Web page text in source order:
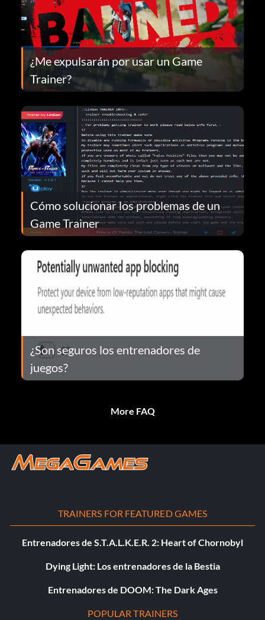
¿Me expulsarán por usar un Game
Trainer?
Cómo solucionar los problemas de un
Game Trainer
¿Son seguros los entrenadores de
juegos?
More FAQ
TRAINERS FOR FEATURED GAMES
Entrenadores de S.T.A.L.K.E.R. 2: Heart of Chornobyl
Dying Light: Los entrenadores de la Bestia
Entrenadores de DOOM: The Dark Ages
POPULAR TRAINERS